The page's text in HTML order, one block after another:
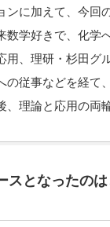
ンに加えて、今回
数学好きで、化
用、理研・杉田グ
の従事などを経て
、理論と応用の両
スとなったの